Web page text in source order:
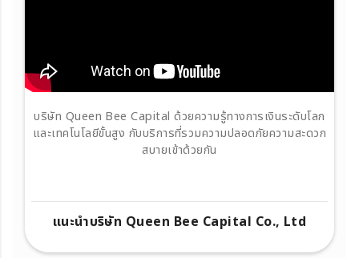
บริษัท Queen Bee Capital ด้วยความรู้ทางการเงินระดับโลก
และเทคโนโลยีขั้นสูง กับบริการที่รวมความปลอดภัยความสะดวก
สบายเข้าด้วยกัน
แนะนำบริษัท Queen Bee Capital Co., Ltd